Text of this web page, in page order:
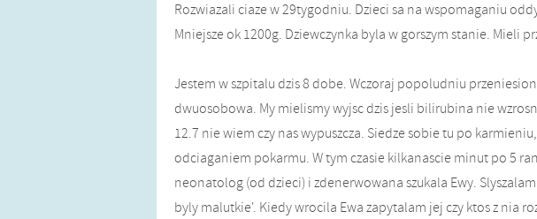
Rozwiazali ciaze w 29tygodniu. Dzieci sa na wspomaganiu
Mniejsze ok 1200g. Dziewczynka byla w gorszym stanie. Mieli
Jestem w szpitalu dzis 8 dobe. Wczoraj popoludniu
dwuosobowa. My mielismy wyjsc dzis jesli bilirubina nie
12.7 nie wiem czy nas wypuszcza. Siedze sobie tu po
odciaganiem pokarmu. W tym czasie kilkanascie minut po 5
neonatolog (od dzieci) i zdenerwowana szukala Ewy.
byly malutkie'. Kiedy wrocila Ewa zapytalam jej czy ktos z nia